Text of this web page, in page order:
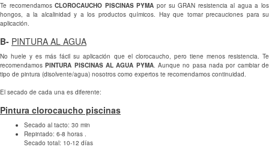
Te recomendamosCLOROCAUCHO PISCINAS PYMA por su GRAN resistencia al agua a los
hongos, a la alcalinidad y a los productos químicos. Hay que tomar precauciones para su
aplicación.
B- PINTURA AL AGUA
No huele y es más fácil su aplicación que el clorocaucho, pero tiene menos resistencia. Te
recomendamosPINTURA PISCINAS AL AGUA PYMA. Aunque no pasa nada por cambiar de
tipo de pintura (disolvente/agua) nosotros como expertos te recomendamos continuidad.
El secado de cada una es diferente:
Pintura clorocaucho piscinas
Secado al tacto: 30 min
Repintado: 6-8 horas .
Secado total: 10-12 días